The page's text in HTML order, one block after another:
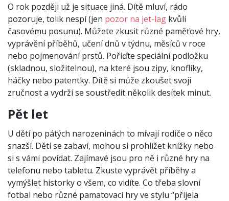
O rok později už je situace jiná. Dítě mluví, rádo
pozoruje, tolik nespí (jen pozor na jet-lag kvůli
časovému posunu). Můžete zkusit různé paměťové hry,
vyprávění příběhů, učení dnů v týdnu, měsíců v roce
nebo pojmenování prstů. Pořiďte speciální podložku
(skladnou, složitelnou), na které jsou zipy, knoflíky,
háčky nebo patentky. Dítě si může zkoušet svoji
zručnost a vydrží se soustředit několik desítek minut.
Pět let
U dětí po pátých narozeninách to mívají rodiče o něco
snazší. Děti se zabaví, mohou si prohlížet knížky nebo
si s vámi povídat. Zajímavé jsou pro ně i různé hry na
telefonu nebo tabletu. Zkuste vyprávět příběhy a
vymýšlet historky o všem, co vidíte. Co třeba slovní
fotbal nebo různé pamatovací hry ve stylu “přijela